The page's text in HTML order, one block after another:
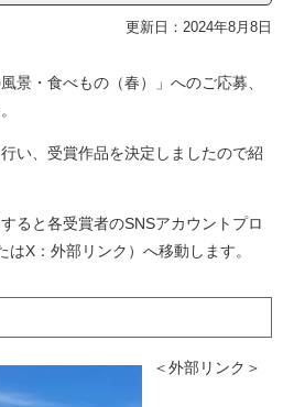
更新日：2024年8月8日
景・食べもの（春）」へのご応募、
い、受賞作品を決定しましたので紹
ると各受賞者のSNSアカウントプロ
X：外部リンク）へ移動します。
＜外部リンク＞